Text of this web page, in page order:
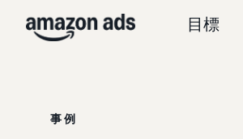
目標
事例